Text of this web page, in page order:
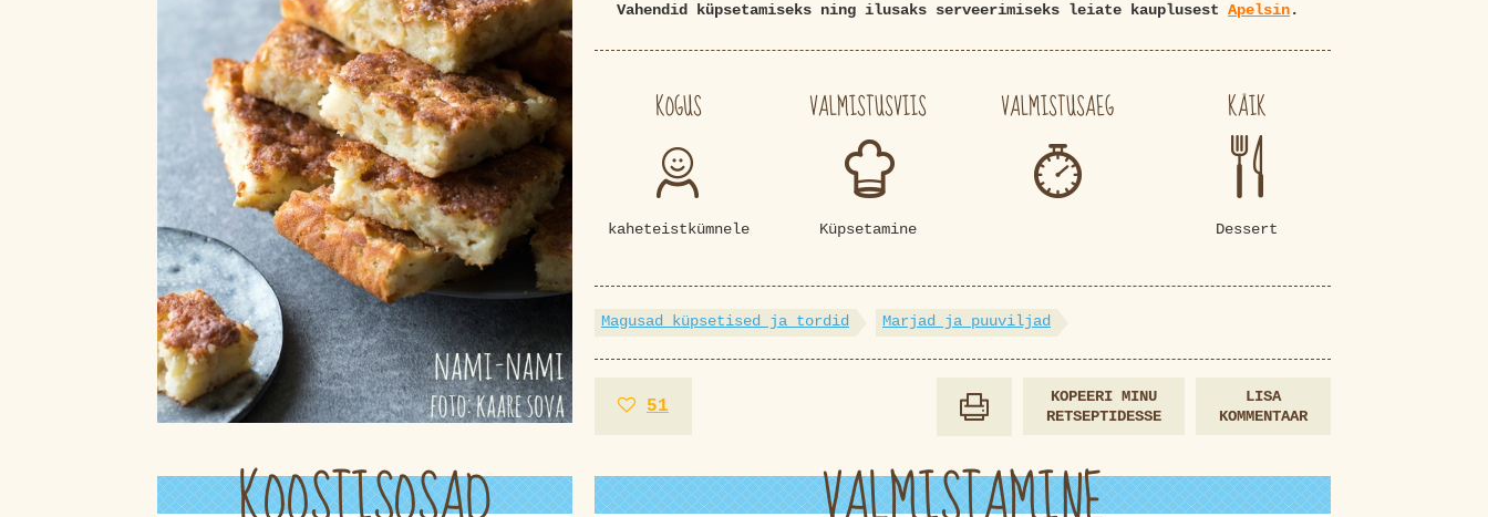
Vahendid küpsetamiseks ning ilusaks serveerimiseks leiate kauplusest Apelsin.
KOGUS
kaheteistkümnele
VALMISTUSVIIS
Küpsetamine
VALMISTUSAEG KÄIK
Dessert
Magusad küpsetised ja tordid Marjad ja puuviljad
51
LISA
KOMMENTAAR
KOPEERI MINU
RETSEPTIDESSE